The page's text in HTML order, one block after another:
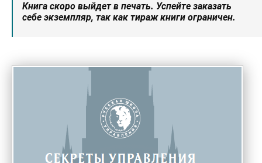
Книга скоро выйдет в печать. Успейте заказать
себе экземпляр, так как тираж книги ограничен.